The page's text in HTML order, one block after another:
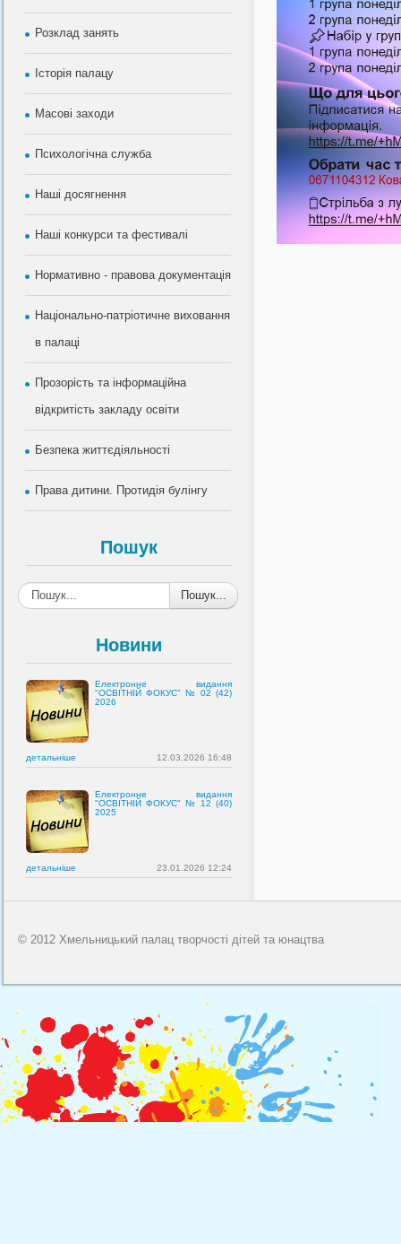
Розклад занять
Історія палацу
Масові заходи
Психологічна служба
Наші досягнення
Наші конкурси та фестивалі
Нормативно - правова документація
Національно-патріотичне виховання
в палаці
Прозорість та інформаційна
відкритість закладу освіти
Безпека життєдіяльності
Права дитини. Протидія булінгу
Пошук
Пошук...
Новини
Електронне видання
"ОСВІТНІЙ ФОКУС" № 02 (42)
2026
детальнiше 12.03.2026 16:48
Електронне видання
"ОСВІТНІЙ ФОКУС" № 12 (40)
2025
детальнiше 23.01.2026 12:24
© 2012 Хмельницький палац творчості дітей та юнацтва